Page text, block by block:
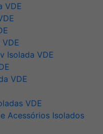
VDE
Isolada VDE
VDE
VDE
Acessórios Isolados